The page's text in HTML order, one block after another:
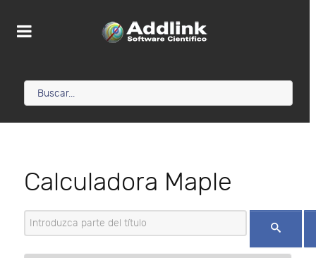
Calculadora Maple
Introduzca parte del título